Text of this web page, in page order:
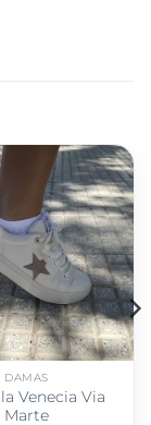
DAMAS
Venecia Via
Marte